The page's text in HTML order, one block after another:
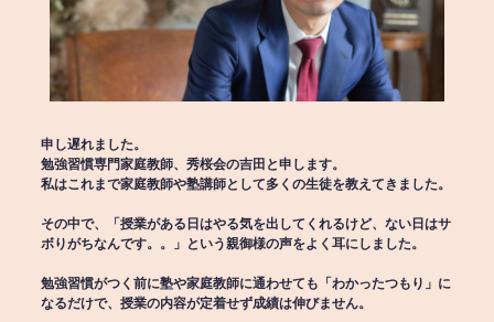
申し遅れました。
勉強習慣専門家庭教師、秀桜会の吉田と申します。
私はこれまで家庭教師や塾講師として多くの生徒を教えてきました。
その中で、「授業がある日はやる気を出してくれるけど、ない日はサ
ボりがちなんです。。」という親御様の声をよく耳にしました。
勉強習慣がつく前に塾や家庭教師に通わせても「わかったつもり」に
なるだけで、授業の内容が定着せず成績は伸びません。